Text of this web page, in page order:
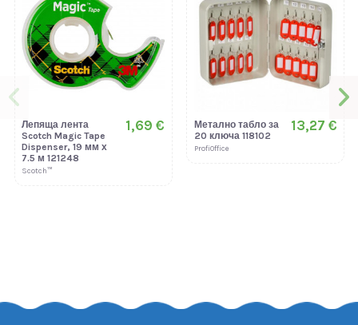
Лепяща лента
Scotch Magic Tape
Dispenser, 19 мм х
7.5 м 121248
Scotch™
1,69 €
Метално табло за
20 ключа 118102
ProfiOffice
13,27 €